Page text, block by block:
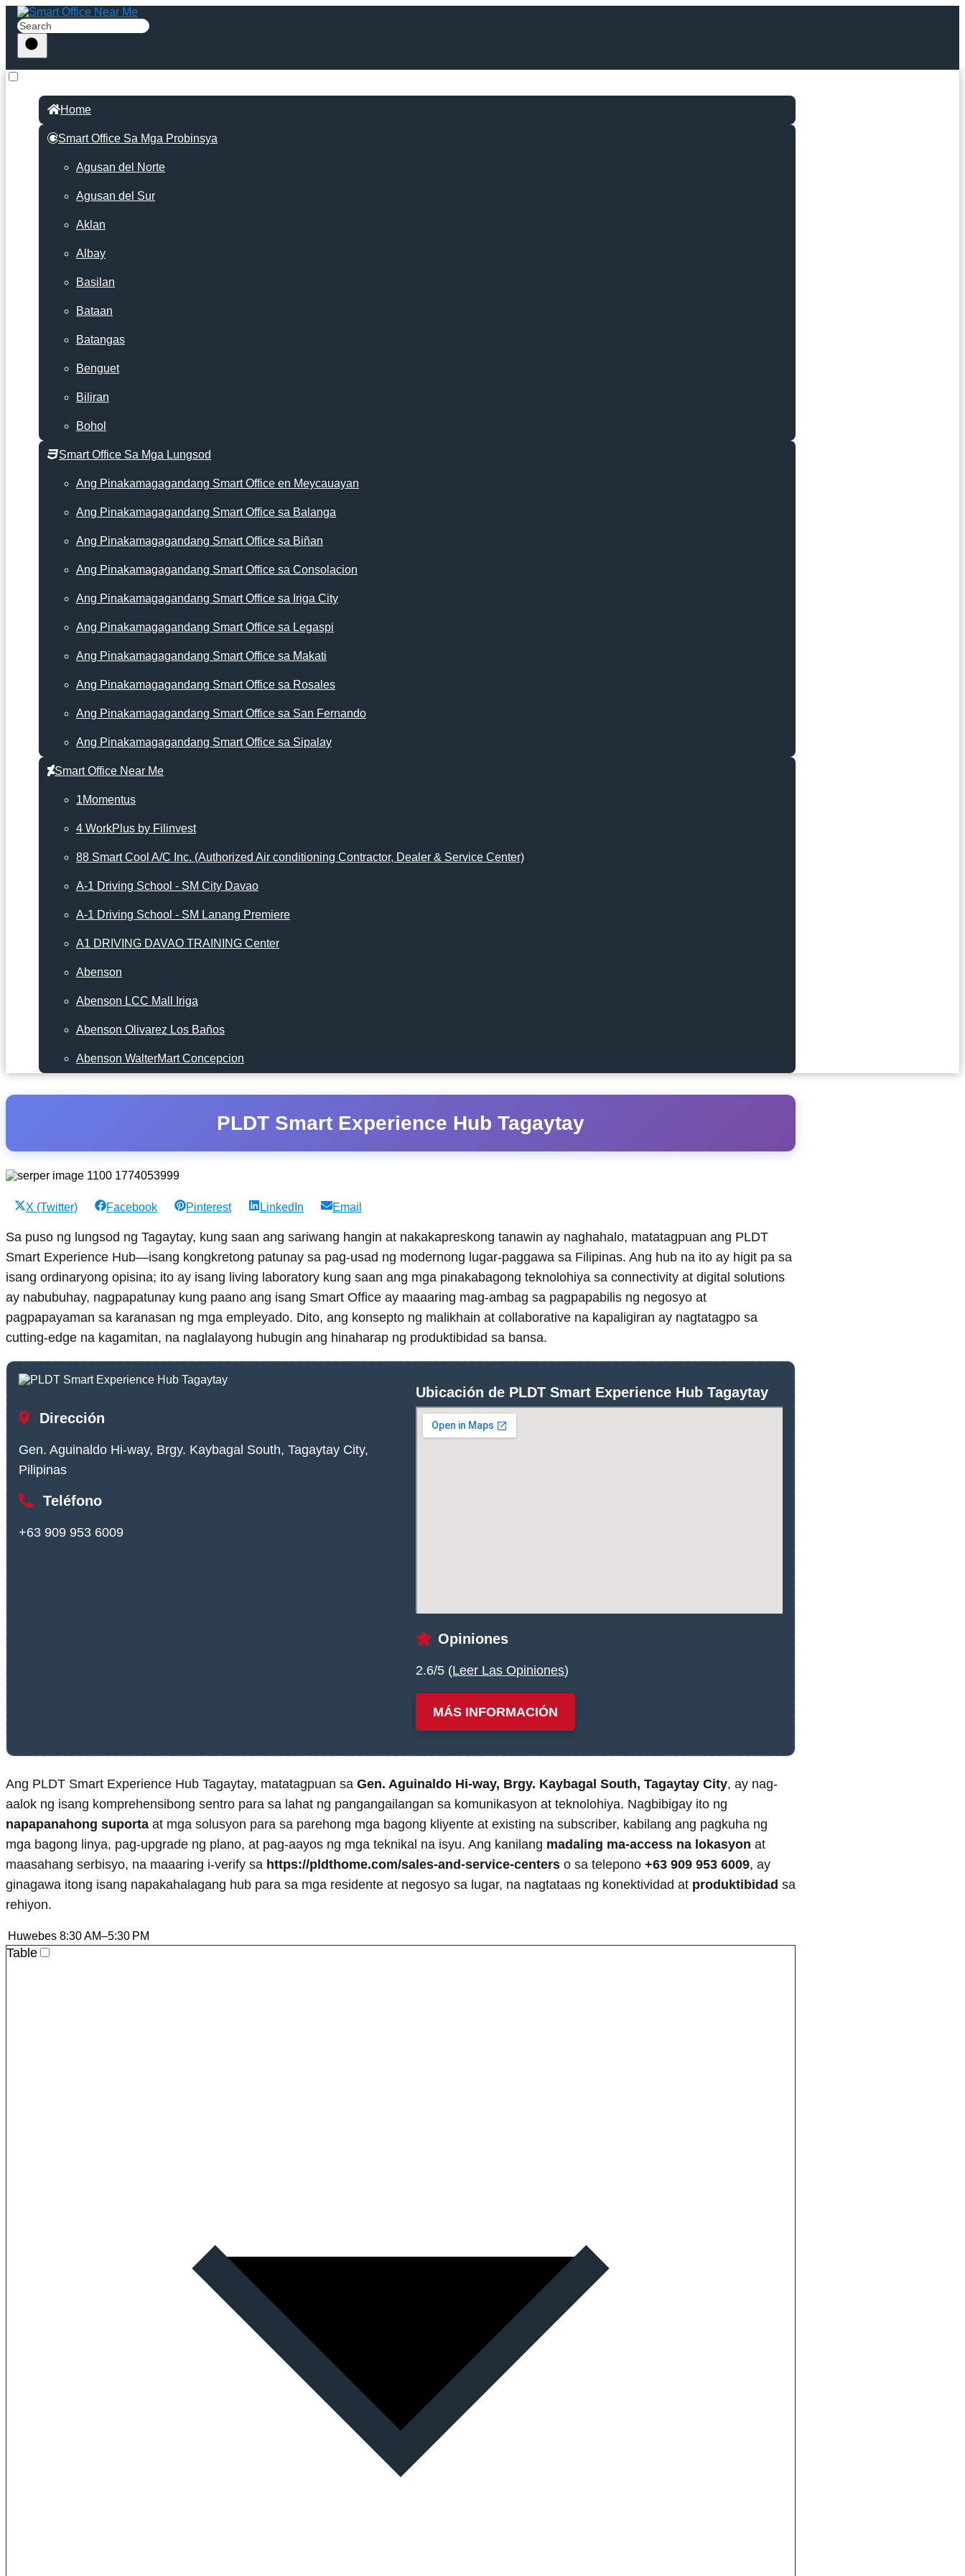
Home
Smart Office Sa Mga Probinsya
Agusan del Norte
Agusan del Sur
Aklan
Albay
Basilan
Bataan
Batangas
Benguet
Biliran
Bohol
Smart Office Sa Mga Lungsod
Ang Pinakamagagandang Smart Office en Meycauayan
Ang Pinakamagagandang Smart Office sa Balanga
Ang Pinakamagagandang Smart Office sa Biñan
Ang Pinakamagagandang Smart Office sa Consolacion
Ang Pinakamagagandang Smart Office sa Iriga City
Ang Pinakamagagandang Smart Office sa Legaspi
Ang Pinakamagagandang Smart Office sa Makati
Ang Pinakamagagandang Smart Office sa Rosales
Ang Pinakamagagandang Smart Office sa San Fernando
Ang Pinakamagagandang Smart Office sa Sipalay
Smart Office Near Me
1Momentus
4 WorkPlus by Filinvest
88 Smart Cool A/C Inc. (Authorized Air conditioning Contractor, Dealer & Service Center)
A-1 Driving School - SM City Davao
A-1 Driving School - SM Lanang Premiere
A1 DRIVING DAVAO TRAINING Center
Abenson
Abenson LCC Mall Iriga
Abenson Olivarez Los Baños
Abenson WalterMart Concepcion
PLDT Smart Experience Hub Tagaytay
Share
X (Twitter)
Share
Facebook
Share
Pinterest
Share
LinkedIn
Share
Email
Sa puso ng lungsod ng Tagaytay, kung saan ang sariwang hangin at nakakapreskong tanawin ay naghahalo, matatagpuan ang PLDT
Smart Experience Hub—isang kongkretong patunay sa pag-usad ng modernong lugar-paggawa sa Filipinas. Ang hub na ito ay higit pa sa
isang ordinaryong opisina; ito ay isang living laboratory kung saan ang mga pinakabagong teknolohiya sa connectivity at digital solutions
ay nabubuhay, nagpapatunay kung paano ang isang Smart Office ay maaaring mag-ambag sa pagpapabilis ng negosyo at
pagpapayaman sa karanasan ng mga empleyado. Dito, ang konsepto ng malikhain at collaborative na kapaligiran ay nagtatagpo sa
cutting-edge na kagamitan, na naglalayong hubugin ang hinaharap ng produktibidad sa bansa.
Dirección
Gen. Aguinaldo Hi-way, Brgy. Kaybagal South, Tagaytay City,
Pilipinas
Teléfono
+63 909 953 6009
Ubicación de PLDT Smart Experience Hub Tagaytay
Opiniones
2.6/5 (Leer Las Opiniones)
MÁS INFORMACIÓN
Ang PLDT Smart Experience Hub Tagaytay, matatagpuan sa Gen. Aguinaldo Hi-way, Brgy. Kaybagal South, Tagaytay City, ay nag-
aalok ng isang komprehensibong sentro para sa lahat ng pangangailangan sa komunikasyon at teknolohiya. Nagbibigay ito ng
napapanahong suporta at mga solusyon para sa parehong mga bagong kliyente at existing na subscriber, kabilang ang pagkuha ng
mga bagong linya, pag-upgrade ng plano, at pag-aayos ng mga teknikal na isyu. Ang kanilang madaling ma-access na lokasyon at
maasahang serbisyo, na maaaring i-verify sa https://pldthome.com/sales-and-service-centers o sa telepono +63 909 953 6009, ay
ginagawa itong isang napakahalagang hub para sa mga residente at negosyo sa lugar, na nagtataas ng konektividad at produktibidad sa
rehiyon.
Huwebes 8:30 AM–5:30 PM
Table